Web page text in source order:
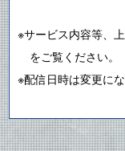
※サービス内容等、
をご覧ください。
※配信日時は変更に